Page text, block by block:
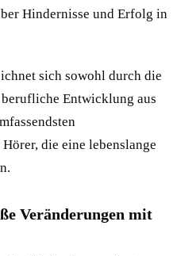
Hindernisse und Erfolg in
sich sowohl durch die
Entwicklung aus
die eine lebenslange
Veränderungen mit